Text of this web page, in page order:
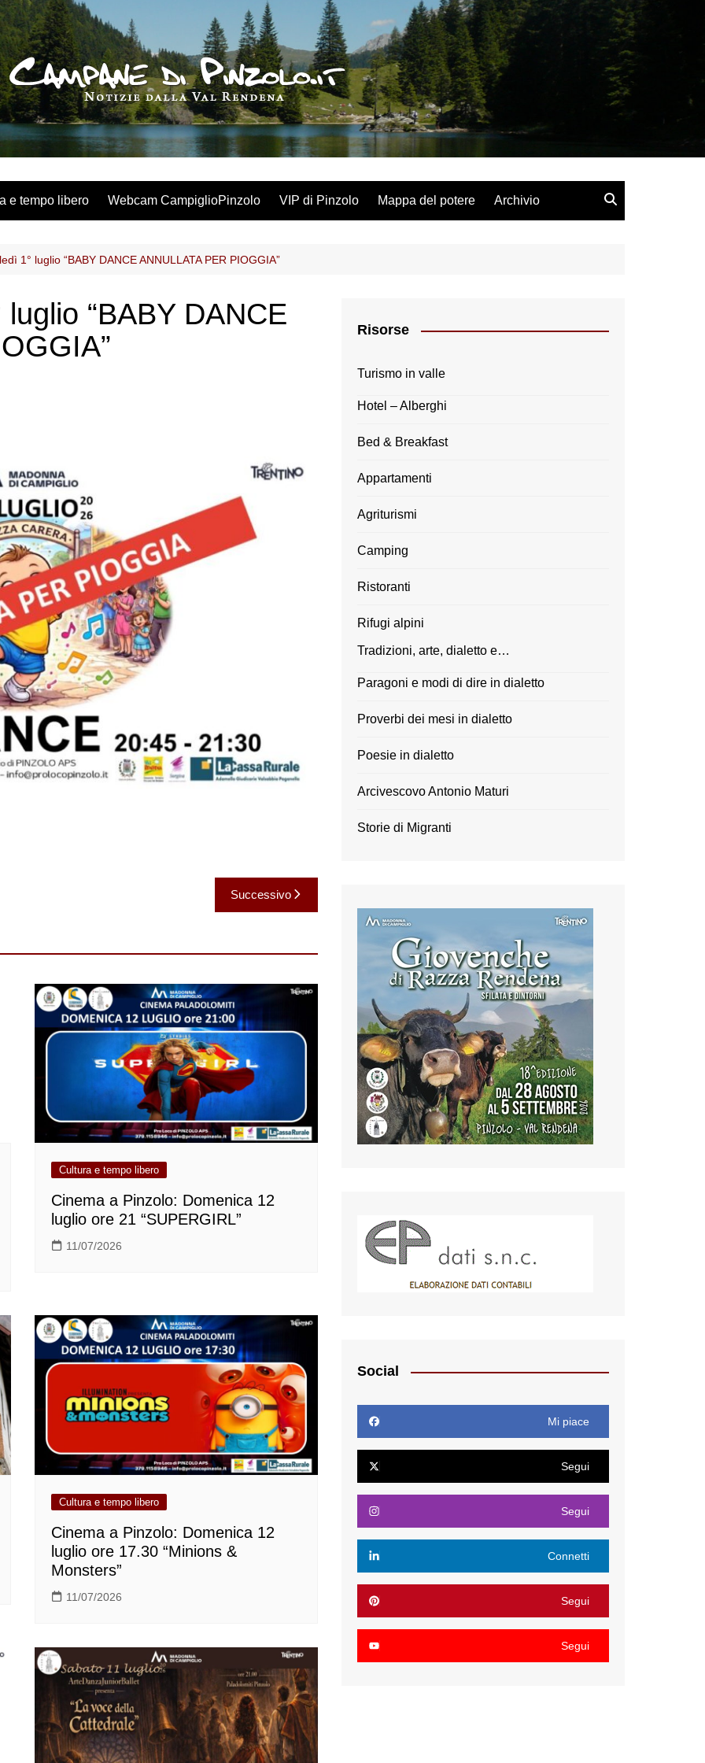
e tempo libero Webcam CampiglioPinzolo VIP di Pinzolo Mappa del potere Archivio
1° luglio “BABY DANCE ANNULLATA PER PIOGGIA”
“BABY DANCE
Successivo
Cultura e tempo libero
Cinema a Pinzolo: Domenica 12
luglio ore 21 “SUPERGIRL”
11/07/2026
Cultura e tempo libero
Cinema a Pinzolo: Domenica 12
luglio ore 17.30 “Minions &
Monsters”
11/07/2026
Risorse
Turismo in valle
Hotel – Alberghi
Bed & Breakfast
Appartamenti
Agriturismi
Camping
Ristoranti
Rifugi alpini
Tradizioni, arte, dialetto e…
Paragoni e modi di dire in dialetto
Proverbi dei mesi in dialetto
Poesie in dialetto
Arcivescovo Antonio Maturi
Storie di Migranti
Social
Mi piace
Segui
Segui
Connetti
Segui
Segui